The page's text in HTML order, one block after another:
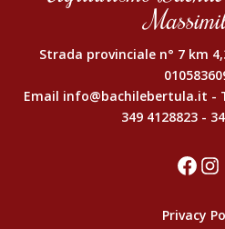
Strada provinciale n° 7 km
Email info@bachilebertula.it -
349 4128823 -
Facebook Instagram
Privacy